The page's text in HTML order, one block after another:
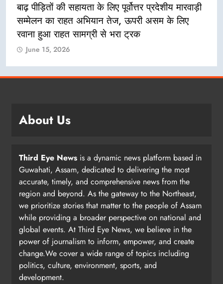
बाढ़ पीड़ितों की सहायता के लिए पूर्वोत्तर प्रदेशीय मारवाड़ी
सम्मेलन का राहत अभियान तेज, ऊपरी असम के लिए
रवाना हुआ राहत सामग्री से भरा ट्रक
June 15, 2026
About Us
Third Eye News is a dynamic news platform based in
Guwahati, Assam, dedicated to delivering the most
accurate, timely, and comprehensive news from the
region and beyond. As the gateway to the Northeast,
we prioritize stories that matter to the people of Assam
while providing a broader perspective on national and
global events. At Third Eye News, we believe in the
power of journalism to inform, empower, and create
change.We cover a wide range of topics including
politics, culture, environment, sports, and
development.